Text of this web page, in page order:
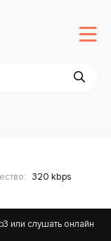
320 kbps
или слушать онлайн